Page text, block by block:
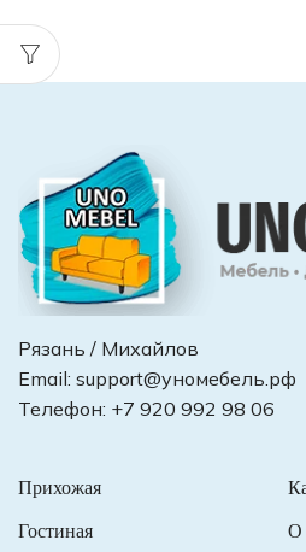
Рязань / Михайлов
Email: support@уномебель.рф
Телефон: +7 920 992 98 06
Прихожая
Гостиная О